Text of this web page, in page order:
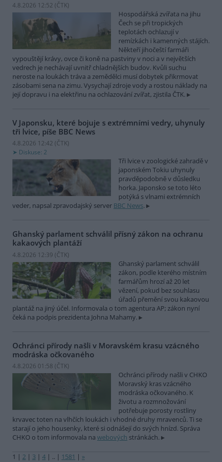
4.8.2026 12:52 (ČTK)
Hospodářská zvířata na jihu
Čech se při tropických
teplotách ochlazují v
remízkách i kamenných stájích.
Někteří jihočeští farmáři
vypouštějí krávy, ovce či koně na pastviny v noci a v největších
vedrech je nechávají uvnitř chladnějších budov. Kvůli suchu
neroste na loukách tráva a zemědělci musí dobytek přikrmovat
zásobami sena na zimu. Vysychají zdroje vody a rostou náklady na
její dopravu i na elektřinu na ochlazování zvířat, zjistila ČTK.
V Japonsku, které bojuje s extrémními vedry, uhynuly
tři lvice, píše BBC News
4.8.2026 12:42 (ČTK)
Diskuse: 2
Tři lvice v zoologické zahradě v
japonském Tokiu uhynuly
pravděpodobně v důsledku
horka. Japonsko se toto léto
potýká s vlnami extrémních
veder, napsal zpravodajský server BBC News.
Ghanský parlament schválil přísný zákon na ochranu
kakaových plantáží
4.8.2026 12:39 (ČTK)
Ghanský parlament schválil
zákon, podle kterého místním
farmářům hrozí až 20 let
vězení, pokud bez souhlasu
úřadů přemění svou kakaovou
plantáž na jiný účel. Informovala o tom agentura AP; zákon nyní
čeká na podpis prezidenta Johna Mahamy.
Ochránci přírody našli v Moravském krasu vzácného
modráska očkovaného
4.8.2026 01:58 (ČTK)
Ochránci přírody našli v CHKO
Moravský kras vzácného
modráska očkovaného. K
životu a rozmnožování
potřebuje porosty rostliny
krvavec toten na vlhčích loukách i vhodné druhy mravenců. Ti se
starají o jeho housenky, které si odnášejí do svých hnízd. Správa
CHKO o tom informovala na webových stránkách.
1 | 2 | 3 | 4 | .. | 1581 | »